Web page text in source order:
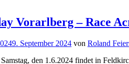
Vorarlberg – Race
9. September 2024 von Roland
den 1.6.2024 findet in